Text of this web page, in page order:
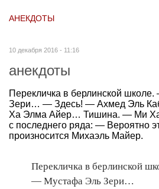
АНЕКДОТЫ
10 декабря 2016 - 11:16
анекдоты
Перекличка в берлинской
Зери… — Здесь! — Ахмед Эль
Ха Элма Айер… Тишина. — Ми
с последнего ряда: — Вероятно
произносится Михаэль Майер.
Перекличка в берлинской
— Мустафа Эль Зери…